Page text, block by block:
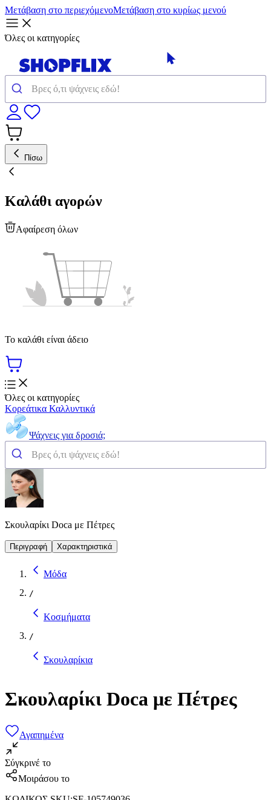
Μετάβαση στο περιεχόμενοΜετάβαση στο κυρίως μενού
Όλες οι κατηγορίες
Πίσω
Καλάθι αγορών
Αφαίρεση όλων
Το καλάθι είναι άδειο
Όλες οι κατηγορίες
Κορεάτικα Καλλυντικά
Ψάχνεις για δροσιά;
Σκουλαρίκι Doca με Πέτρες
Περιγραφή Χαρακτηριστικά
Μόδα
/
Κοσμήματα
/
Σκουλαρίκια
Σκουλαρίκι Doca με Πέτρες
Αγαπημένα
Σύγκρινέ το
Μοιράσου το